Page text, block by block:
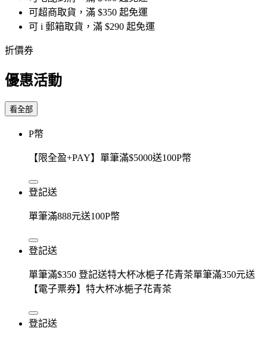
可超商取貨，滿 $350 起免運
可 i 郵箱取貨，滿 $290 起免運
折價券
優惠活動
看全部
P幣
【限全盈+PAY】單筆滿$5000送100P幣
登記送
單筆滿888元送100P幣
登記送
單筆滿$350 登記送特大杯冰梔子花青茶單筆滿350元送
【電子票券】特大杯冰梔子花青茶
登記送